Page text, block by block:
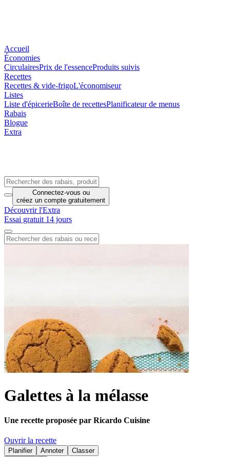
Accueil
Économies
CirculairesPrix de l'essenceProduits suivis
Recettes
Recettes & vide-frigoL'économiseur
Listes
Liste d'épicerieBoîte de recettesPlanificateur de menus
Rabais
Blogue
Extra
Connectez-vous ou
créez un compte gratuitement
Découvrir l'Extra
Essai gratuit 14 jours
Galettes à la mélasse
Une recette proposée par Ricardo Cuisine
Ouvrir la recette
Planifier Annoter
Classer